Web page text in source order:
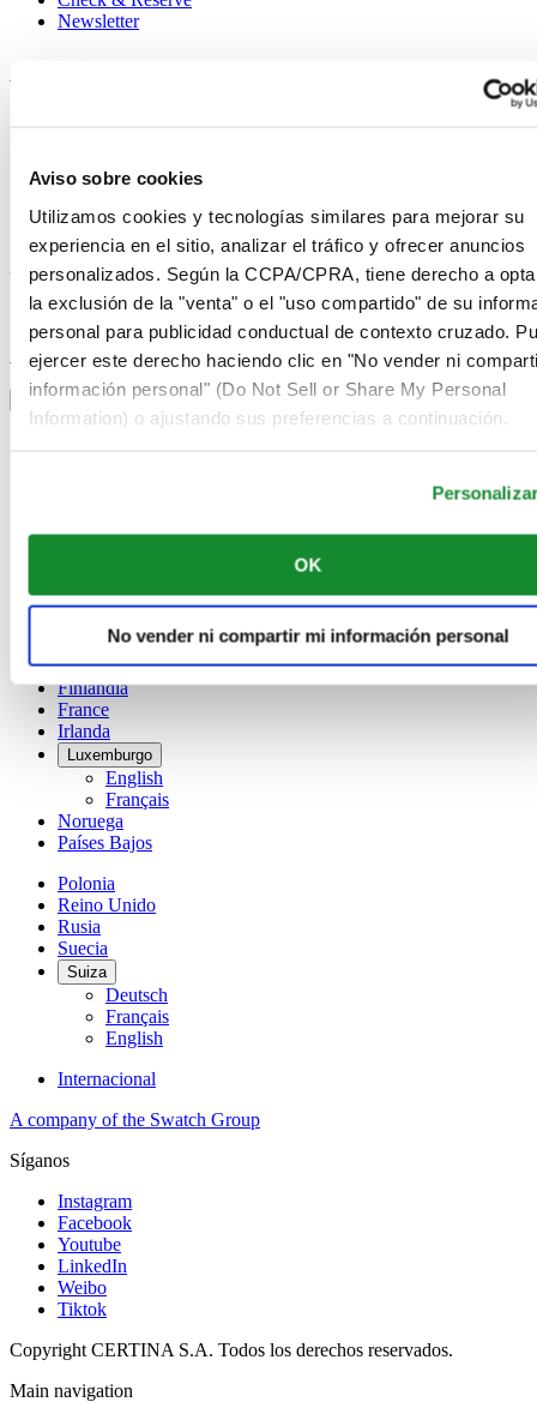
Aviso sobre cookies
Utilizamos cookies y tecnologías similares para mejorar su
experiencia en el sitio, analizar el tráfico y ofrecer anuncios
personalizados. Según la CCPA/CPRA, tiene derecho a
la exclusión de la "venta" o el "uso compartido" de su
personal para publicidad conductual de contexto cruzado.
ejercer este derecho haciendo clic en "No vender ni
información personal" (Do Not Sell or Share My Personal
Information) o ajustando sus preferencias a continuación.
OK
No vender ni compartir mi información personal
Newsletter
Condiciones de venta
Desistimiento del contrato
Sistema de información
Únase al club Certina
Suscríbase para recibir información exclusiva
Suscríbase
Seleccionar país/región
Alternador de idioma
Français
简体中文
Dinamarca
España
Finlandia
France
Irlanda
Luxemburgo
English
Français
Noruega
Países Bajos
Polonia
Reino Unido
Rusia
Suecia
Suiza
Deutsch
Français
English
Internacional
A company of the Swatch Group
Síganos
Instagram
Facebook
Youtube
LinkedIn
Weibo
Tiktok
Copyright CERTINA S.A. Todos los derechos reservados.
Main navigation